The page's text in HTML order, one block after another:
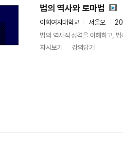
법의 역사와 로마법
이화여자대학교 서을오
법의 역사적 성격을 이해하고,
차시보기
강의담기